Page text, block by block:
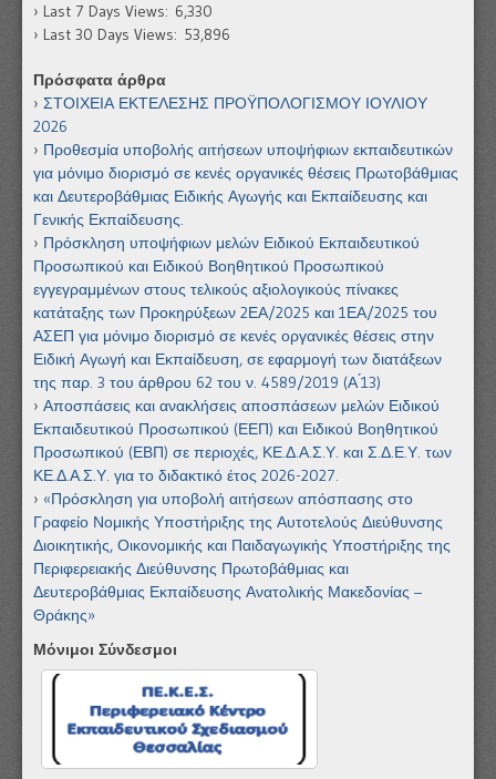
Last 7 Days Views: 6,330
Last 30 Days Views: 53,896
Πρόσφατα άρθρα
ΣΤΟΙΧΕΙΑ ΕΚΤΕΛΕΣΗΣ ΠΡΟΫΠΟΛΟΓΙΣΜΟΥ ΙΟΥΛΙΟΥ
2026
Προθεσμία υποβολής αιτήσεων υποψήφιων εκπαιδευτικών
για μόνιμο διορισμό σε κενές οργανικές θέσεις Πρωτοβάθμιας
και Δευτεροβάθμιας Ειδικής Αγωγής και Εκπαίδευσης και
Γενικής Εκπαίδευσης.
Πρόσκληση υποψήφιων μελών Ειδικού Εκπαιδευτικού
Προσωπικού και Ειδικού Βοηθητικού Προσωπικού
εγγεγραμμένων στους τελικούς αξιολογικούς πίνακες
κατάταξης των Προκηρύξεων 2ΕΑ/2025 και 1ΕΑ/2025 του
ΑΣΕΠ για μόνιμο διορισμό σε κενές οργανικές θέσεις στην
Ειδική Αγωγή και Εκπαίδευση, σε εφαρμογή των διατάξεων
της παρ. 3 του άρθρου 62 του ν. 4589/2019 (Α ́13)
Αποσπάσεις και ανακλήσεις αποσπάσεων μελών Ειδικού
Εκπαιδευτικού Προσωπικού (ΕΕΠ) και Ειδικού Βοηθητικού
Προσωπικού (ΕΒΠ) σε περιοχές, ΚΕ.Δ.Α.Σ.Υ. και Σ.Δ.Ε.Υ. των
ΚΕ.Δ.Α.Σ.Υ. για το διδακτικό έτος 2026-2027.
«Πρόσκληση για υποβολή αιτήσεων απόσπασης στο
Γραφείο Νομικής Υποστήριξης της Αυτοτελούς Διεύθυνσης
Διοικητικής, Οικονομικής και Παιδαγωγικής Υποστήριξης της
Περιφερειακής Διεύθυνσης Πρωτοβάθμιας και
Δευτεροβάθμιας Εκπαίδευσης Ανατολικής Μακεδονίας –
Θράκης»
Μόνιμοι Σύνδεσμοι